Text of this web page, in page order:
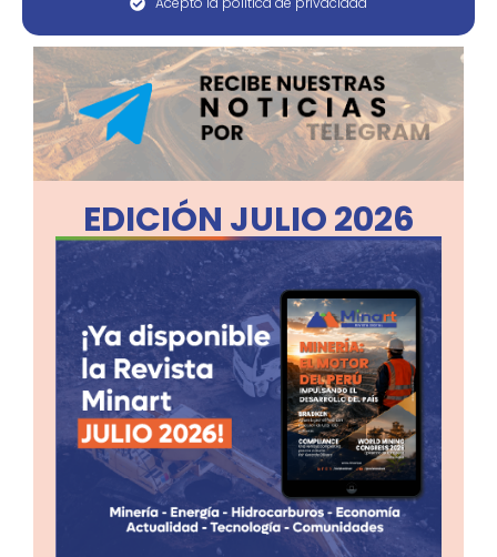
EDICIÓN JULIO 2026